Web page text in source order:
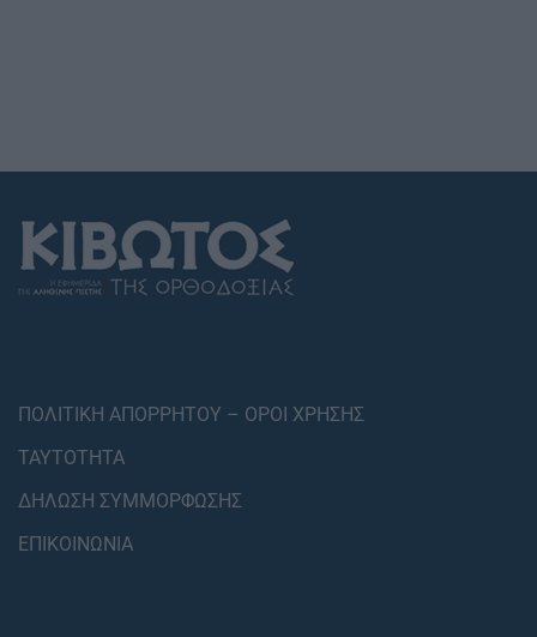
ΠΟΛΙΤΙΚΗ ΑΠΟΡΡΗΤΟΥ – ΟΡΟΙ ΧΡΗΣΗΣ
ΤΑΥΤΟΤΗΤΑ
ΔΗΛΩΣΗ ΣΥΜΜΟΡΦΩΣΗΣ
ΕΠΙΚΟΙΝΩΝΙΑ